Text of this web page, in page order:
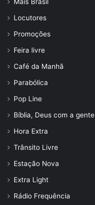
Mais Brasil
Locutores
Promoções
Feira livre
Café da Manhã
Parabólica
Pop Line
Bíblia, Deus com a gente
Hora Extra
Trânsito Livre
Estação Nova
Extra Light
Rádio Frequência